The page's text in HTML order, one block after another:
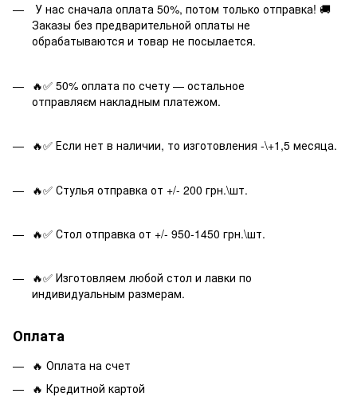
У нас сначала оплата 50%, потом только отправка! 🚚
Заказы без предварительной оплаты не
обрабатываются и товар не посылается.
🔥✅ 50% оплата по счету — остальное
отправляєм накладным платежом.
🔥✅ Если нет в наличии, то изготовления -\+1,5 месяца.
🔥✅ Стулья отправка от +/- 200 грн.\шт.
🔥✅ Стол отправка от +/- 950-1450 грн.\шт.
🔥✅ Изготовляем любой стол и лавки по
индивидуальным размерам.
Оплата
🔥 Оплата на счет
🔥 Кредитной картой